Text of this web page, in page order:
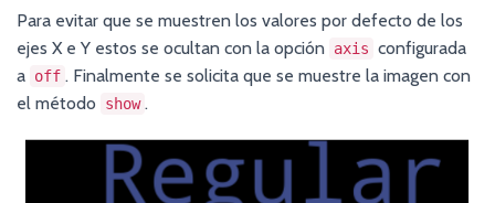
Para evitar que se muestren los valores por defecto de los
ejes X e Y estos se ocultan con la opción axis configurada
a off . Finalmente se solicita que se muestre la imagen con
el método
show .